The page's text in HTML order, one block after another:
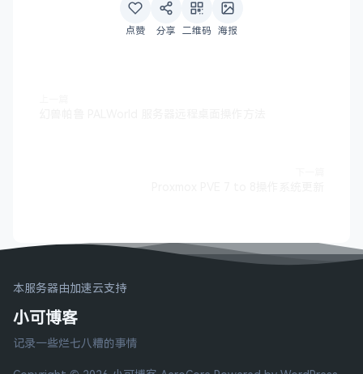
点赞 分享 二维码 海报
本服务器由加速云支持
小可博客
记录一些烂七八糟的事情